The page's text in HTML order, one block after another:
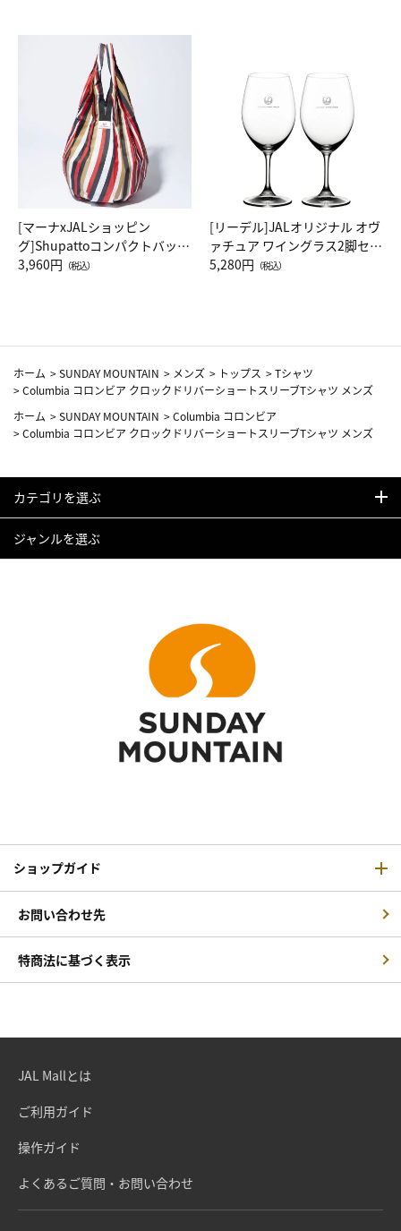
[マーナxJALショッピン
グ]Shupattoコンパクトバッグ
Drop JAL客室乗務員（LC）ス
3,960円 （税込）
[リーデル]JALオリジナル オヴ
ァチュア ワイングラス2脚セッ
ト（レッドワイン）
5,280円 （税込）
ホーム >SUNDAY MOUNTAIN > メンズ > トップス >Tシャツ
>Columbia コロンビア クロックドリバーショートスリーブTシャツ メンズ
ホーム >SUNDAY MOUNTAIN >Columbia コロンビア
>Columbia コロンビア クロックドリバーショートスリーブTシャツ メンズ
カテゴリを選ぶ
ジャンルを選ぶ
ショップガイド
お問い合わせ先
特商法に基づく表示
JAL Mallとは
ご利用ガイド
操作ガイド
よくあるご質問・お問い合わせ